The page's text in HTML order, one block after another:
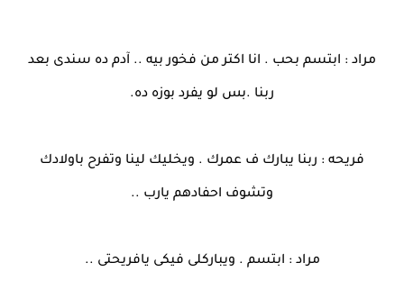
مراد : ابتسم بحب . انا اكتر من فخور بيه .. آدم ده سندى بعد
ربنا .بس لو يفرد بوزه ده.
فريحه : ربنا يبارك ف عمرك . ويخليك لينا وتفرح باولادك
وتشوف احفادهم يارب ..
مراد : ابتسم . ويباركلى فيكى يافريحتى ..